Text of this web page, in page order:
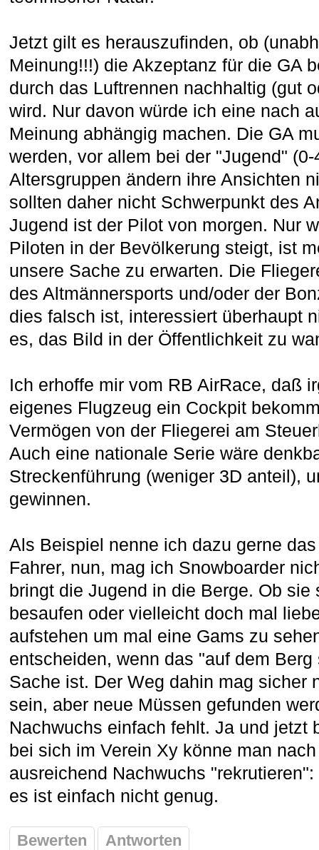
Jetzt gilt es herauszufinden, ob
Meinung!!!) die Akzeptanz für die GA
durch das Luftrennen nachhaltig (gut
wird. Nur davon würde ich eine nach
Meinung abhängig machen. Die GA
werden, vor allem bei der "Jugend"
Altersgruppen ändern ihre Ansichten
sollten daher nicht Schwerpunkt des
Jugend ist der Pilot von morgen. Nur
Piloten in der Bevölkerung steigt, ist
unsere Sache zu erwarten. Die
des Altmännersports und/oder der
dies falsch ist, interessiert überhaupt
es, das Bild in der Öffentlichkeit zu
Ich erhoffe mir vom RB AirRace, daß
eigenes Flugzeug ein Cockpit
Vermögen von der Fliegerei am
Auch eine nationale Serie wäre
Streckenführung (weniger 3D anteil),
gewinnen.
Als Beispiel nenne ich dazu gerne
Fahrer, nun, mag ich Snowboarder
bringt die Jugend in die Berge. Ob sie
besaufen oder vielleicht doch mal
aufstehen um mal eine Gams zu
entscheiden, wenn das "auf dem
Sache ist. Der Weg dahin mag sicher
sein, aber neue Müssen gefunden
Nachwuchs einfach fehlt. Ja und jetzt
bei sich im Verein Xy könne man
ausreichend Nachwuchs
es ist einfach nicht genug.
Bewerten Antworten